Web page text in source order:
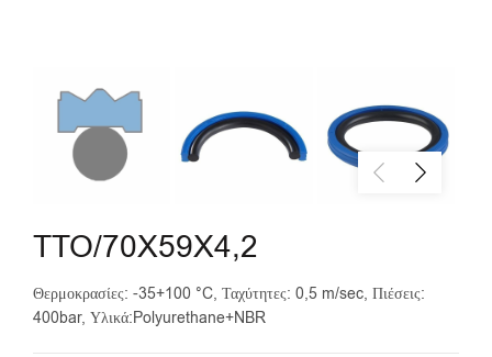
TTO/70X59X4,2
Θερμοκρασίες: -35+100 °C, Ταχύτητες: 0,5 m/sec, Πιέσεις:
400bar, Υλικά:Polyurethane+NBR